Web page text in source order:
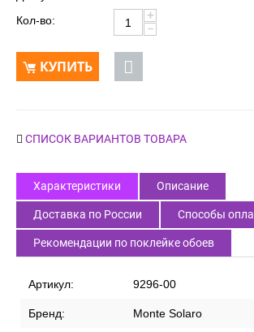
Кол-во:
+
−
КУПИТЬ
СПИСОК ВАРИАНТОВ ТОВАРА
Характеристики Описание
Доставка по России Способы
Рекомендации по поклейке обоев
Артикул: 9296-00
Бренд: Monte Solaro